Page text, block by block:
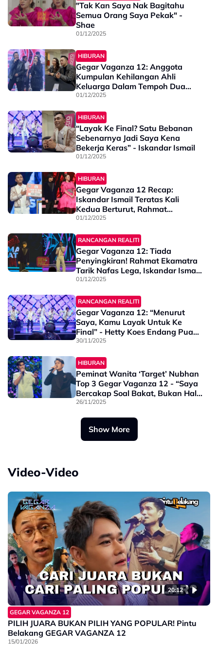
"Tak Kan Saya Nak Bagitahu
Semua Orang Saya Pekak" -
Shae
01/12/2025
HIBURAN
Gegar Vaganza 12: Anggota
Kumpulan Kehilangan Ahli
Keluarga Dalam Tempoh Dua
Minggu, Mendua Kekal Positif -
Semoga…”
01/12/2025
HIBURAN
“Layak Ke Final? Satu Bebanan
Sebenarnya Jadi Saya Kena
Bekerja Keras” - Iskandar Ismail
01/12/2025
HIBURAN
Gegar Vaganza 12 Recap:
Iskandar Ismail Teratas Kali
Kedua Berturut, Rahmat
Ekamatra Selamat Walau
Markah Minggu Kelima
01/12/2025
RANCANGAN REALITI
Gegar Vaganza 12: Tiada
Penyingkiran! Rahmat Ekamatra
Tarik Nafas Lega, Iskandar Ismail
Mendahului Carta
01/12/2025
RANCANGAN REALITI
Gegar Vaganza 12: “Menurut
Saya, Kamu Layak Untuk Ke
Final” - Hetty Koes Endang Puas
Hati Persembahan Iskandar
30/11/2025
HIBURAN
Peminat Wanita ‘Target’ Nubhan
Top 3 Gegar Vaganza 12 - “Saya
Bercakap Soal Bakat, Bukan Hal
Peribadi”
26/11/2025
Show More
Video-Video
20:12
GEGAR VAGANZA 12
PILIH JUARA BUKAN PILIH YANG POPULAR! Pintu
Belakang GEGAR VAGANZA 12
15/01/2026